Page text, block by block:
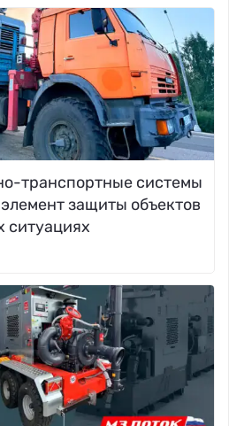
транспортные системы
защиты объектов
ситуациях